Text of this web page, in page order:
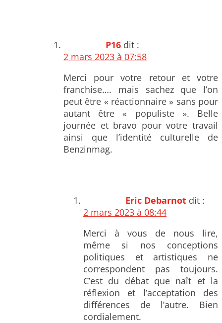
P16 dit :
2 mars 2023 à 07:58
Merci pour votre retour et votre
franchise…. mais sachez que l’on
peut être « réactionnaire » sans pour
autant être « populiste ». Belle
journée et bravo pour votre travail
ainsi que l’identité culturelle de
Benzinmag.
Eric Debarnot dit :
2 mars 2023 à 08:44
Merci à vous de nous lire,
même si nos conceptions
politiques et artistiques ne
correspondent pas toujours.
C’est du débat que naît et la
réflexion et l’acceptation des
différences de l’autre. Bien
cordialement.